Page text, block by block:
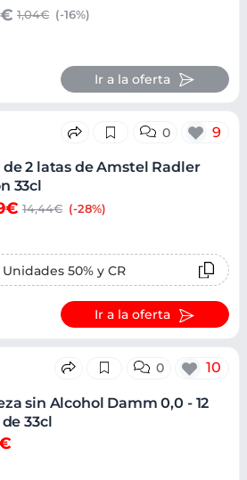
1,04€ (-16%)
Ir a la oferta
0 9
de 2 latas de Amstel Radler
33cl
14,44€ (-28%)
50% y CR
Ir a la oferta
0 10
sin Alcohol Damm 0,0 - 12
33cl